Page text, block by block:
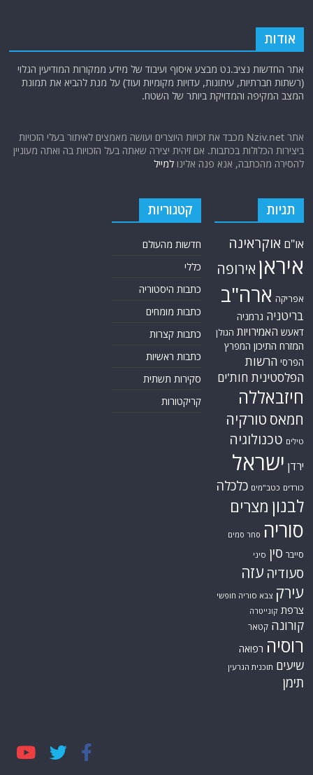
אודות
אתר החדשות נציב.נט מבצע איסוף ועיבוד של מידע ממקורות המודיעין הגלוי
(רשתות חברתיות, עיתונות, עדויות מקומיות ועוד) על מנת להביא את תמונת
המצב המקיפה והמדויקת ביותר של השטח.
אתר Nziv.net מכבד את זכויות היוצרים ועושה מאמצים לאיתור בעלי הזכויות
ביצירות הכלולות בכתבות. אם זיהית יצירה שאתה בעל הזכויות בה ואתה מעוניין
להסירה מהכתבה, אנא פנה אלינולמייל
תגיות
או"ם אוקראינה
איראן אירופה
אפריקה ארה"ב
בריטניה גרמניה
דאעש האמירויות הגולן
המזרח התיכון המפרץ
הפרסי הרשות
הפלסטינית חות'ים
חיזבאללה
חמאס טורקיה
טילים טכנולוגיה
ירדן ישראל
כורדים כטב"מים כלכלה
לבנון מצרים
סוריה סחר סמים
סייבר סין סיני
סעודיה עזה
עירק צבא סוריה חופשי
צרפת קונייטרה
קורונה קטאר
רוסיה רפואה
שיעים תוכנית הגרעין
תימן
קטגוריות
חדשות מהעולם
כללי
כתבות היסטוריה
כתבות מומחים
כתבות קצרות
כתבות ראשיות
סקירות תשתית
קריקטורות